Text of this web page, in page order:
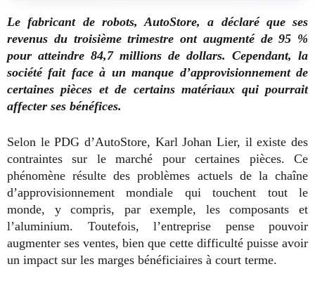
Le fabricant de robots, AutoStore, a déclaré que ses
revenus du troisième trimestre ont augmenté de 95 %
pour atteindre 84,7 millions de dollars. Cependant, la
société fait face à un manque d’approvisionnement de
certaines pièces et de certains matériaux qui pourrait
affecter ses bénéfices.
Selon le PDG d’AutoStore, Karl Johan Lier, il existe des
contraintes sur le marché pour certaines pièces. Ce
phénomène résulte des problèmes actuels de la chaîne
d’approvisionnement mondiale qui touchent tout le
monde, y compris, par exemple, les composants et
l’aluminium. Toutefois, l’entreprise pense pouvoir
augmenter ses ventes, bien que cette difficulté puisse avoir
un impact sur les marges bénéficiaires à court terme.